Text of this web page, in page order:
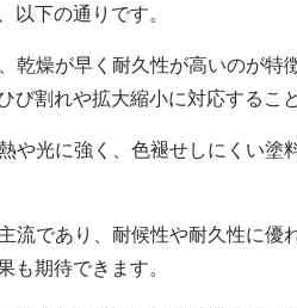
以下の通りです。
乾燥が早く耐久性が高いのが特
び割れや拡大縮小に対応するこ
や光に強く、色褪せしにくい塗
流であり、耐候性や耐久性に優
も期待できます。